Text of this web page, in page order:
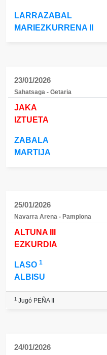
LARRAZABAL
MARIEZKURRENA II
23/01/2026
Sahatsaga - Getaria
JAKA
IZTUETA
ZABALA
MARTIJA
25/01/2026
Navarra Arena - Pamplona
ALTUNA III
EZKURDIA
LASO 1
ALBISU
1 Jugó PEÑA II
24/01/2026